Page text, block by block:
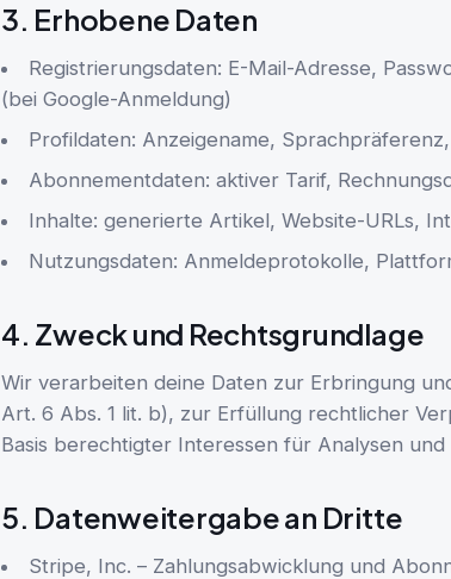
3. Erhobene Daten
Registrierungsdaten: E-Mail-Adresse,
(bei Google-Anmeldung)
Profildaten: Anzeigename,
Abonnementdaten: aktiver Tarif,
Inhalte: generierte Artikel, Website-URLs,
Nutzungsdaten: Anmeldeprotokolle,
4. Zweck und Rechtsgrundlage
Wir verarbeiten deine Daten zur Erbringung
Art. 6 Abs. 1 lit. b), zur Erfüllung rechtlicher
Basis berechtigter Interessen für Analysen
5. Datenweitergabe an Dritte
Stripe, Inc. – Zahlungsabwicklung und